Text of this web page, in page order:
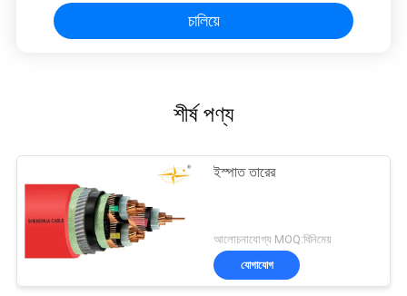
চালিয়ে
শীর্ষ পণ্য
ইস্পাত তারের
আলোচনাযোগ্য MOQ:বিনিমেয়
যোগাযোগ